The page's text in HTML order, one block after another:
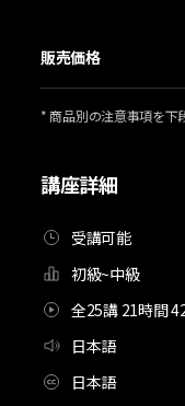
講座詳細
受講可能
初級~中級
全25講 21時間
日本語
日本語
販売価格
* 商品別の注意事項を下